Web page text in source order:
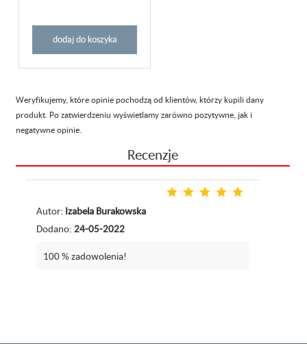
dodaj do koszyka
Weryfikujemy, które opinie pochodzą od klientów, którzy kupili dany
produkt. Po zatwierdzeniu wyświetlamy zarówno pozytywne, jak i
negatywne opinie.
Recenzje
Autor: Izabela Burakowska
Dodano:24-05-2022
100 % zadowolenia!